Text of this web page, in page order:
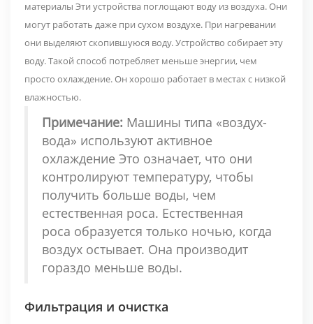
материалы Эти устройства поглощают воду из воздуха. Они
могут работать даже при сухом воздухе. При нагревании
они выделяют скопившуюся воду. Устройство собирает эту
воду. Такой способ потребляет меньше энергии, чем
просто охлаждение. Он хорошо работает в местах с низкой
влажностью.
Примечание: Машины типа «воздух-
вода» используют активное
охлаждение Это означает, что они
контролируют температуру, чтобы
получить больше воды, чем
естественная роса. Естественная
роса образуется только ночью, когда
воздух остывает. Она производит
гораздо меньше воды.
Фильтрация и очистка